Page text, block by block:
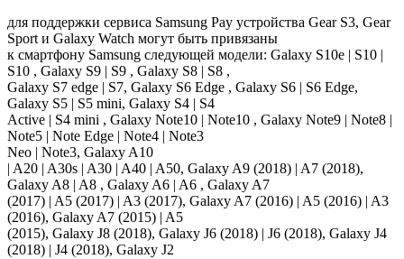
для поддержки сервиса Samsung Pay устройства Gear S3, Gear
Sport и Galaxy Watch могут быть привязаны
к смартфону Samsung следующей модели: Galaxy S10e | S10 |
S10 , Galaxy S9 | S9 , Galaxy S8 | S8 ,
Galaxy S7 edge | S7, Galaxy S6 Edge , Galaxy S6 | S6 Edge,
Galaxy S5 | S5 mini, Galaxy S4 | S4
Active | S4 mini , Galaxy Note10 | Note10 , Galaxy Note9 | Note8 |
Note5 | Note Edge | Note4 | Note3
Neo | Note3, Galaxy A10
| A20 | A30s | A30 | A40 | A50, Galaxy A9 (2018) | A7 (2018),
Galaxy A8 | A8 , Galaxy A6 | A6 , Galaxy A7
(2017) | A5 (2017) | A3 (2017), Galaxy A7 (2016) | A5 (2016) | A3
(2016), Galaxy A7 (2015) | A5
(2015), Galaxy J8 (2018), Galaxy J6 (2018) | J6 (2018), Galaxy J4
(2018) | J4 (2018), Galaxy J2